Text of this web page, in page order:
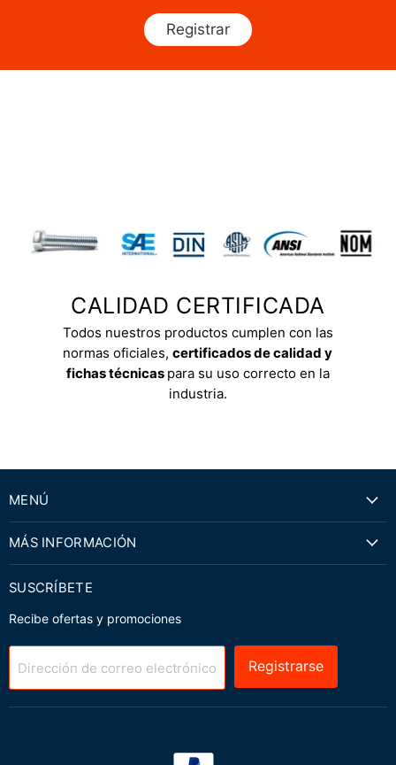
Registrar
CALIDAD CERTIFICADA
Todos nuestros productos cumplen con las
normas oficiales,certificados de calidad y
fichas técnicas para su uso correcto en la
industria.
MENÚ
MÁS INFORMACIÓN
SUSCRÍBETE
Recibe ofertas y promociones
Dirección de correo electrónico Registrarse